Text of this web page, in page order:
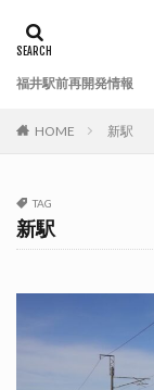
福井駅前再開発情報
HOME 新駅
TAG
新駅